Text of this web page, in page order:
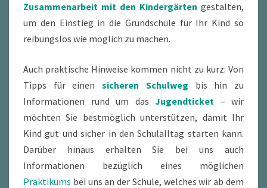
Zusammenarbeit mit den Kindergärten gestalten,
um den Einstieg in die Grundschule für Ihr Kind so
reibungslos wie möglich zu machen.
Auch praktische Hinweise kommen nicht zu kurz: Von
Tipps für einensicheren Schulweg bis hin zu
Informationen rund um das Jugendticket – wir
möchten Sie bestmöglich unterstützen, damit Ihr
Kind gut und sicher in den Schulalltag starten kann.
Darüber hinaus erhalten Sie bei uns auch
Informationen bezüglich eines möglichen
Praktikums bei uns an der Schule, welches wir ab dem